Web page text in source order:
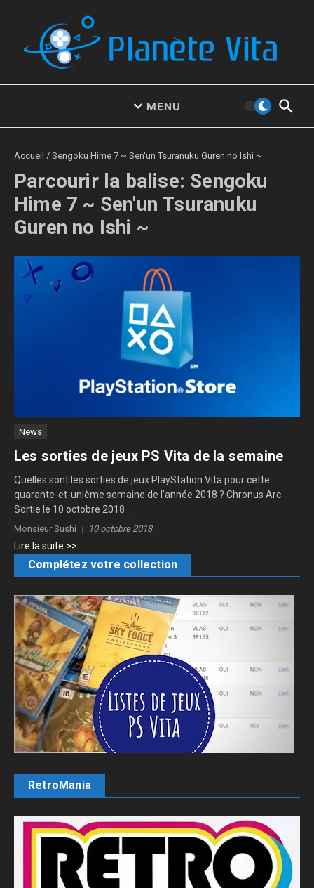
MENU
Accueil / Sengoku Hime 7 ~ Sen'un Tsuranuku Guren no Ishi ~
Parcourir la balise: Sengoku
Hime 7 ~ Sen'un Tsuranuku
Guren no Ishi ~
News
Les sorties de jeux PS Vita de la semaine
Quelles sont les sorties de jeux PlayStation Vita pour cette
quarante-et-unième semaine de l’année 2018 ? Chronus Arc
Sortie le 10 octobre 2018 ...
Monsieur Sushi 10 octobre 2018
Lire la suite >>
Complétez votre collection
RetroMania